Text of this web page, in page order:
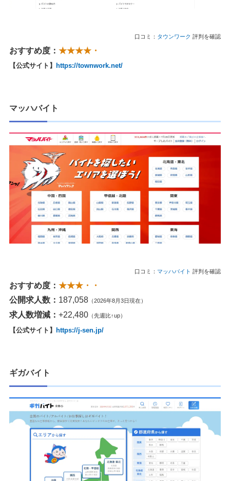
口コミ： タウンワーク 評判を確認
おすすめ度： ★★★★・
【公式サイト】 https://townwork.net/
マッハバイト
口コミ： マッハバイト 評判を確認
おすすめ度： ★★★・・
公開求人数： 187,058 （2026年8月3日現在）
求人数増減： +22,480 （先週比↑up）
【公式サイト】 https://j-sen.jp/
ギガバイト